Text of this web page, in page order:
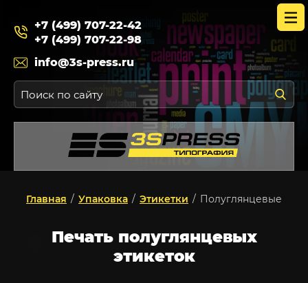
+7 (499) 707-22-42
+7 (499) 707-22-98
info@3s-press.ru
Главная / Упаковка / Этикетки / Полуглянцевые
Печать полуглянцевых
этикеток